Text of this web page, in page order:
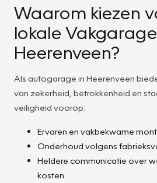
Waarom kiezen
lokale
Heerenveen?
Als autogarage in Heerenveen
van zekerheid, betrokkenheid en
veiligheid voorop:
Ervaren en vakbekwame
Onderhoud volgens
Heldere communicatie over
kosten